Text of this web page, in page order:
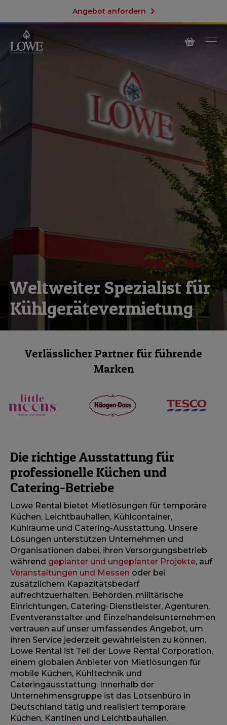
Angebot anfordern
Weltweiter Spezialist für
Kühlgerätevermietung
Verlässlicher Partner für führende
Marken
Die richtige Ausstattung für
professionelle Küchen und
Catering-Betriebe
Lowe Rental bietet Mietlösungen für temporäre
Küchen, Leichtbauhallen, Kühlcontainer,
Kühlräume und Catering-Ausstattung. Unsere
Lösungen unterstützen Unternehmen und
Organisationen dabei, ihren Versorgungsbetrieb
während geplanter und ungeplanter Projekte, auf
Veranstaltungen und Messen oder bei
zusätzlichem Kapazitätsbedarf
aufrechtzuerhalten. Behörden, militärische
Einrichtungen, Catering-Dienstleister, Agenturen,
Eventveranstalter und Einzelhandelsunternehmen
vertrauen auf unser umfassendes Angebot, um
ihren Service jederzeit gewährleisten zu können.
Lowe Rental ist Teil der Lowe Rental Corporation,
einem globalen Anbieter von Mietlösungen für
mobile Küchen, Kühltechnik und
Cateringausstattung. Innerhalb der
Unternehmensgruppe ist das Lotsenbüro in
Deutschland tätig und realisiert temporäre
Küchen, Kantinen und Leichtbauhallen.